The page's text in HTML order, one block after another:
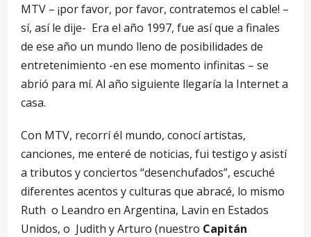
MTV – ¡por favor, por favor, contratemos el cable! –
sí, así le dije- Era el año 1997, fue así que a finales
de ese año un mundo lleno de posibilidades de
entretenimiento -en ese momento infinitas – se
abrió para mí. Al año siguiente llegaría la Internet a
casa.
Con MTV, recorrí él mundo, conocí artistas,
canciones, me enteré de noticias, fui testigo y asistí
a tributos y conciertos “desenchufados”, escuché
diferentes acentos y culturas que abracé, lo mismo
Ruth o Leandro en Argentina, Lavin en Estados
Unidos, o Judith y Arturo (nuestro Capitán